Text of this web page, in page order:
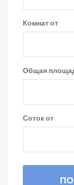
Комнат от
Общая
Соток от